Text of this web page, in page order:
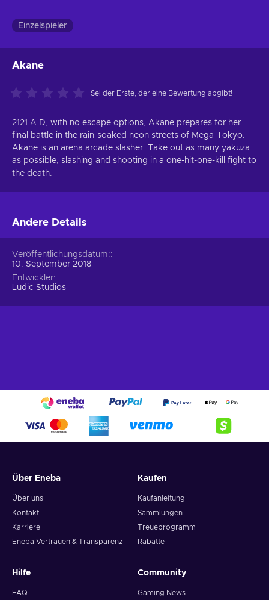
Einzelspieler
Akane
Sei der Erste, der eine Bewertung abgibt!
2121 A.D, with no escape options, Akane prepares for her
final battle in the rain-soaked neon streets of Mega-Tokyo.
Akane is an arena arcade slasher. Take out as many yakuza
as possible, slashing and shooting in a one-hit-one-kill fight to
the death.
Andere Details
Veröffentlichungsdatum:
10. September 2018
Entwickler
Ludic Studios
Über Eneba
Über uns
Kontakt
Karriere
Eneba Vertrauen & Transparenz
Kaufen
Kaufanleitung
Sammlungen
Treueprogramm
Rabatte
Hilfe
FAQ
Community
Gaming News